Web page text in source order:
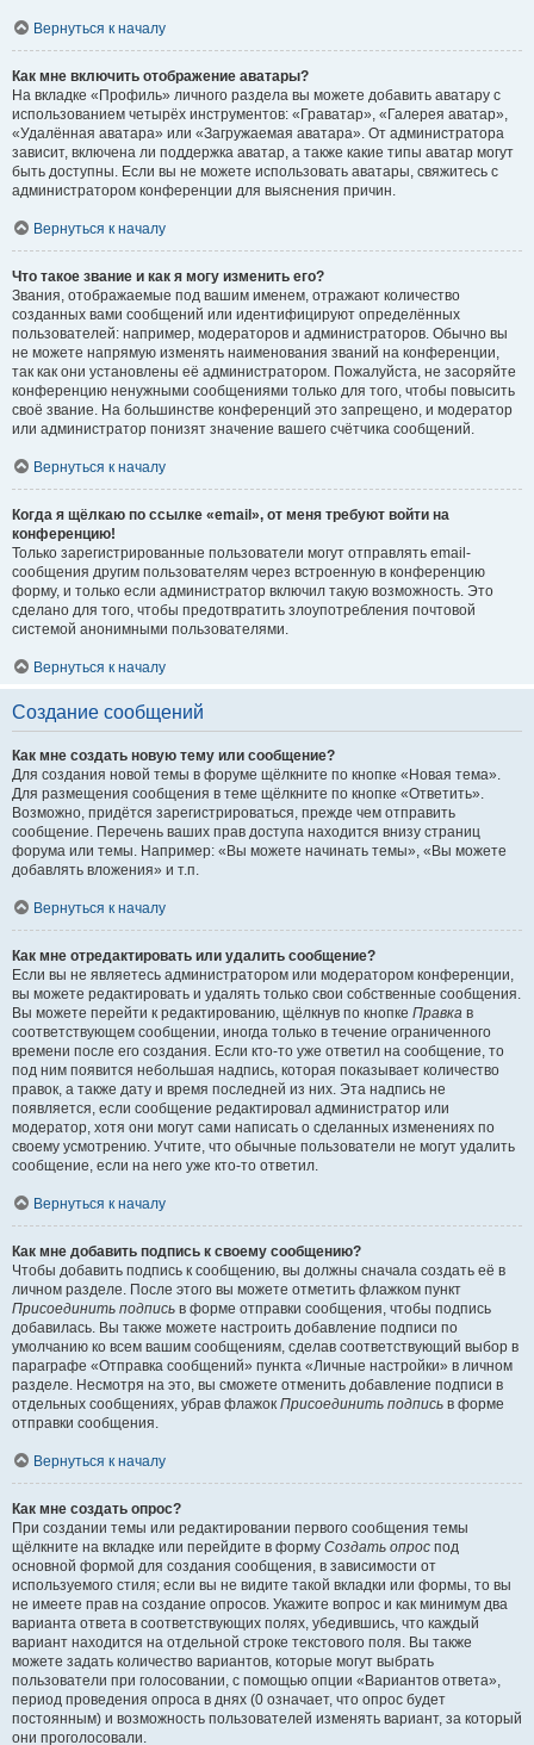
Вернуться к началу
Как мне включить отображение аватары?
На вкладке «Профиль» личного раздела вы можете добавить аватару с
использованием четырёх инструментов: «Граватар», «Галерея аватар»,
«Удалённая аватара» или «Загружаемая аватара». От администратора
зависит, включена ли поддержка аватар, а также какие типы аватар могут
быть доступны. Если вы не можете использовать аватары, свяжитесь с
администратором конференции для выяснения причин.
Вернуться к началу
Что такое звание и как я могу изменить его?
Звания, отображаемые под вашим именем, отражают количество
созданных вами сообщений или идентифицируют определённых
пользователей: например, модераторов и администраторов. Обычно вы
не можете напрямую изменять наименования званий на конференции,
так как они установлены её администратором. Пожалуйста, не засоряйте
конференцию ненужными сообщениями только для того, чтобы повысить
своё звание. На большинстве конференций это запрещено, и модератор
или администратор понизят значение вашего счётчика сообщений.
Вернуться к началу
Когда я щёлкаю по ссылке «email», от меня требуют войти на
конференцию!
Только зарегистрированные пользователи могут отправлять email-
сообщения другим пользователям через встроенную в конференцию
форму, и только если администратор включил такую возможность. Это
сделано для того, чтобы предотвратить злоупотребления почтовой
системой анонимными пользователями.
Вернуться к началу
Создание сообщений
Как мне создать новую тему или сообщение?
Для создания новой темы в форуме щёлкните по кнопке «Новая тема».
Для размещения сообщения в теме щёлкните по кнопке «Ответить».
Возможно, придётся зарегистрироваться, прежде чем отправить
сообщение. Перечень ваших прав доступа находится внизу страниц
форума или темы. Например: «Вы можете начинать темы», «Вы можете
добавлять вложения» и т.п.
Вернуться к началу
Как мне отредактировать или удалить сообщение?
Если вы не являетесь администратором или модератором конференции,
вы можете редактировать и удалять только свои собственные сообщения.
Вы можете перейти к редактированию, щёлкнув по кнопке Правка в
соответствующем сообщении, иногда только в течение ограниченного
времени после его создания. Если кто-то уже ответил на сообщение, то
под ним появится небольшая надпись, которая показывает количество
правок, а также дату и время последней из них. Эта надпись не
появляется, если сообщение редактировал администратор или
модератор, хотя они могут сами написать о сделанных изменениях по
своему усмотрению. Учтите, что обычные пользователи не могут удалить
сообщение, если на него уже кто-то ответил.
Вернуться к началу
Как мне добавить подпись к своему сообщению?
Чтобы добавить подпись к сообщению, вы должны сначала создать её в
личном разделе. После этого вы можете отметить флажком пункт
Присоединить подпись в форме отправки сообщения, чтобы подпись
добавилась. Вы также можете настроить добавление подписи по
умолчанию ко всем вашим сообщениям, сделав соответствующий выбор в
параграфе «Отправка сообщений» пункта «Личные настройки» в личном
разделе. Несмотря на это, вы сможете отменить добавление подписи в
отдельных сообщениях, убрав флажок Присоединить подпись в форме
отправки сообщения.
Вернуться к началу
Как мне создать опрос?
При создании темы или редактировании первого сообщения темы
щёлкните на вкладке или перейдите в форму Создать опрос под
основной формой для создания сообщения, в зависимости от
используемого стиля; если вы не видите такой вкладки или формы, то вы
не имеете прав на создание опросов. Укажите вопрос и как минимум два
варианта ответа в соответствующих полях, убедившись, что каждый
вариант находится на отдельной строке текстового поля. Вы также
можете задать количество вариантов, которые могут выбрать
пользователи при голосовании, с помощью опции «Вариантов ответа»,
период проведения опроса в днях (0 означает, что опрос будет
постоянным) и возможность пользователей изменять вариант, за который
они проголосовали.